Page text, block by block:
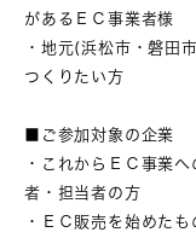
があるＥＣ事業者様
・地元(浜松市・磐田
つくりたい方
■ご参加対象の企業
・これからＥＣ事業
者・担当者の方
・ＥＣ販売を始めた